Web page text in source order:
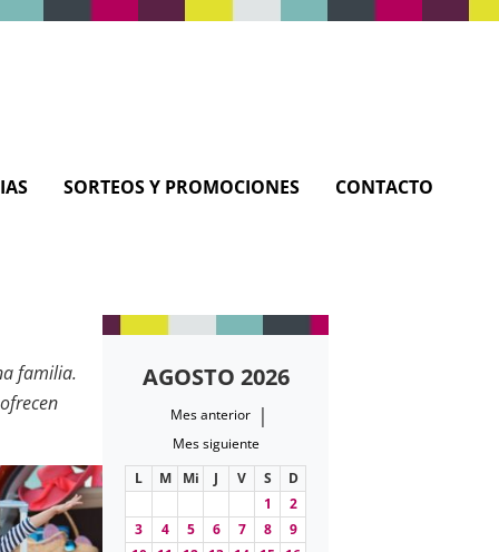
SORTEOS Y PROMOCIONES CONTACTO
familia.
y útil sobre
tanto
AGOSTO 2026
Mes anterior |
Mes siguiente
L
M Mi J V S
D
1
2
3
4 5 6 7 8
9